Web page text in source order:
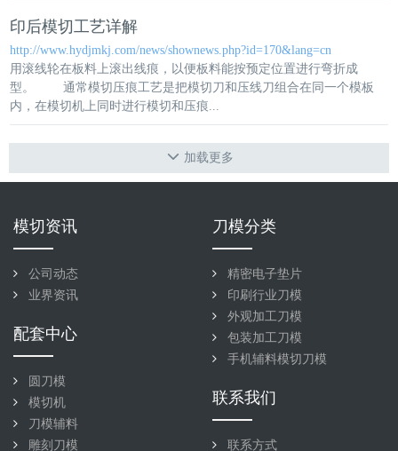
印后模切工艺详解
http://www.hydjmkj.com/news/shownews.php?id=170&lang=cn
用滚线轮在板料上滚出线痕，以便板料能按预定位置进行弯折成
型。 通常模切压痕工艺是把模切刀和压线刀组合在同一个模板
内，在模切机上同时进行模切和压痕...
加载更多
模切资讯
公司动态
业界资讯
刀模分类
精密电子垫片
印刷行业刀模
外观加工刀模
包装加工刀模
手机辅料模切刀模
配套中心
圆刀模
模切机
刀模辅料
雕刻刀模
联系我们
联系方式